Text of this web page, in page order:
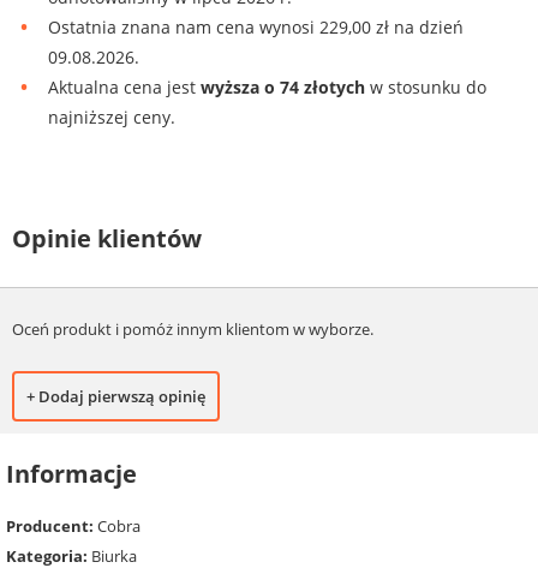
Ostatnia znana nam cena wynosi 229,00 zł na dzień
09.08.2026.
Aktualna cena jest wyższa o 74 złotych w stosunku do
najniższej ceny.
Opinie klientów
Oceń produkt i pomóż innym klientom w wyborze.
+ Dodaj pierwszą opinię
Informacje
Producent: Cobra
Kategoria: Biurka